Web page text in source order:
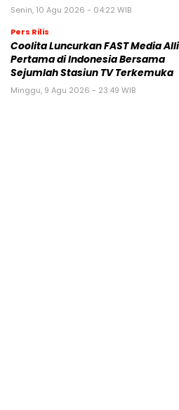
Senin, 10 Agu 2026 - 04:22 WIB
Pers Rilis
Coolita Luncurkan FAST Media
Pertama di Indonesia Bersama
Sejumlah Stasiun TV Terkemuka
Minggu, 9 Agu 2026 - 23:49 WIB